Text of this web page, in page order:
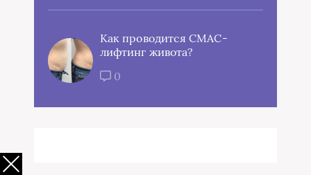
Как проводится СМАС-
лифтинг живота?
0